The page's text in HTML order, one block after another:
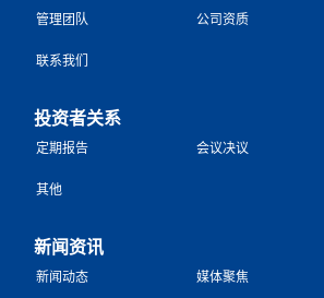
管理团队 公司资质
联系我们
投资者关系
定期报告 会议决议
其他
新闻资讯
新闻动态 媒体聚焦